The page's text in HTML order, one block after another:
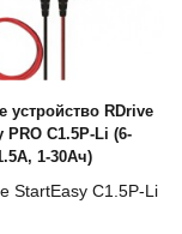
устройство RDrive
PRO C1.5P-Li (6-
1-30Ач)
StartEasy C1.5P-Li